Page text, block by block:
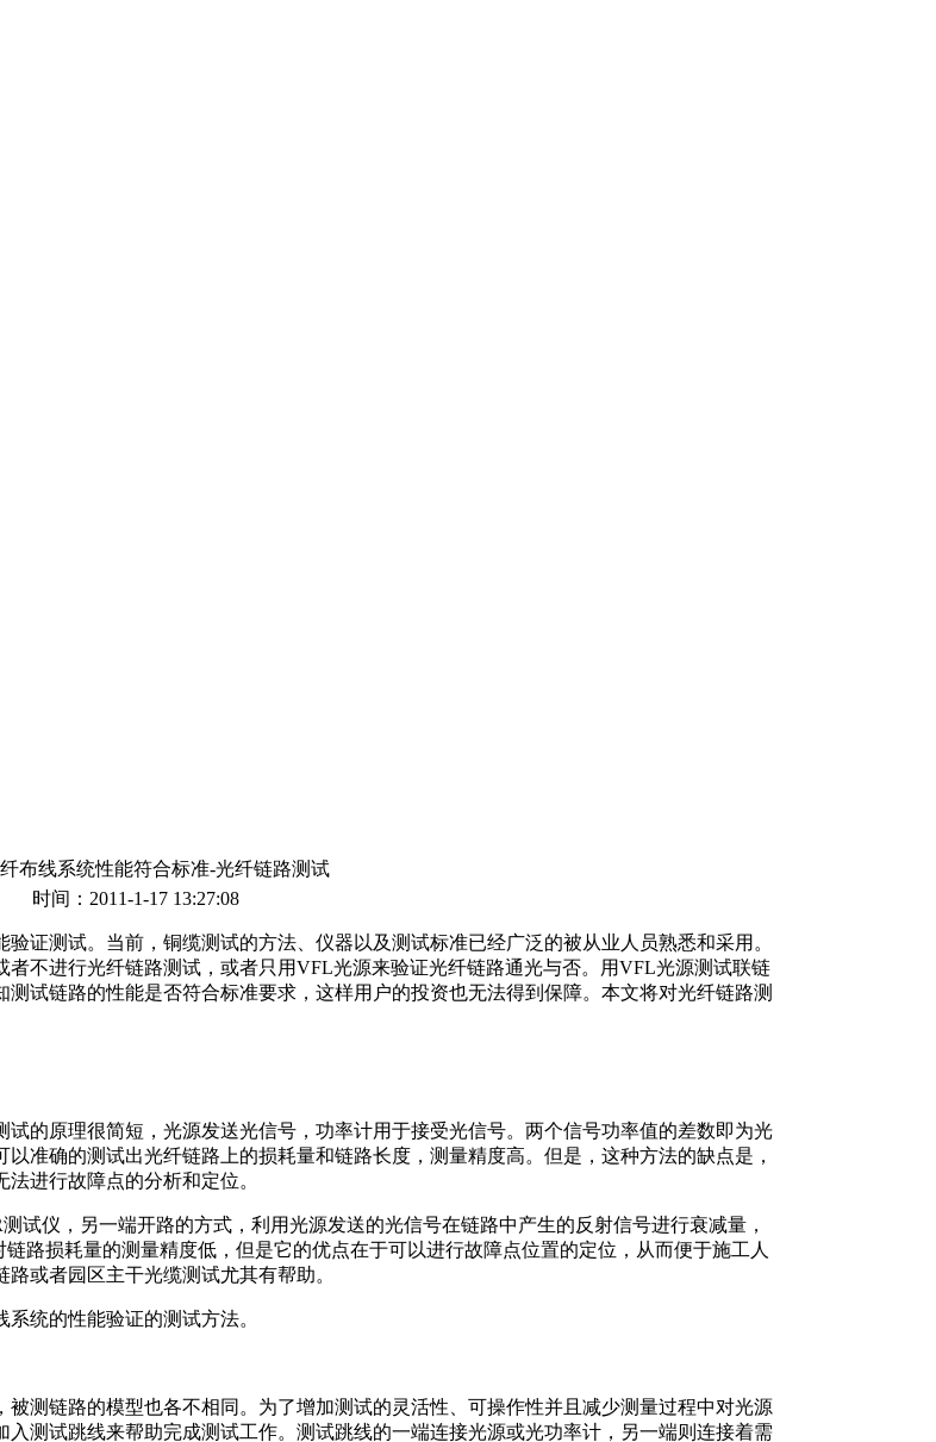
布线系统性能符合标准-光纤链路测试
时间：2011-1-17 13:27:08
证测试。当前，铜缆测试的方法、仪器以及测试标准已经广泛的被从业人员熟悉和采用。
不进行光纤链路测试，或者只用VFL光源来验证光纤链路通光与否。用VFL光源测试联链
试链路的性能是否符合标准要求，这样用户的投资也无法得到保障。本文将对光纤链路测
原理很简短，光源发送光信号，功率计用于接受光信号。两个信号功率值的差数即为光
准确的测试出光纤链路上的损耗量和链路长度，测量精度高。但是，这种方法的缺点是，
进行故障点的分析和定位。
仪，另一端开路的方式，利用光源发送的光信号在链路中产生的反射信号进行衰减量，
路损耗量的测量精度低，但是它的优点在于可以进行故障点位置的定位，从而便于施工人
或者园区主干光缆测试尤其有帮助。
统的性能验证的测试方法。
链路的模型也各不相同。为了增加测试的灵活性、可操作性并且减少测量过程中对光源
测试跳线来帮助完成测试工作。测试跳线的一端连接光源或光功率计，另一端则连接着需